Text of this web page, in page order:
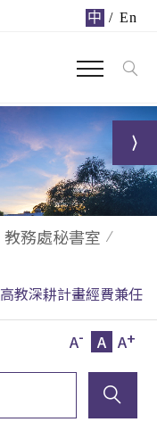
中 / En
教務處秘書室
教深耕計畫經費兼任
A- A A+